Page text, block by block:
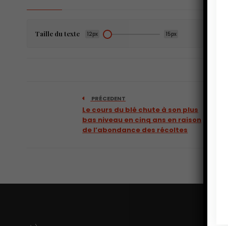
Taille du texte 12px 15px
PRÉCEDENT
Le cours du blé chute à son plus
bas niveau en cinq ans en raison
de l’abondance des récoltes